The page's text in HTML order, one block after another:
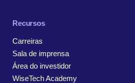
Recursos
Carreiras
Sala de imprensa
Área do investidor
WiseTech Academy